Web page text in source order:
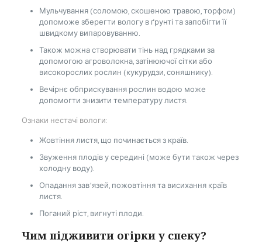
Мульчування (соломою, скошеною травою, торфом)
допоможе зберегти вологу в ґрунті та запобігти її
швидкому випаровуванню.
Також можна створювати тінь над грядками за
допомогою агроволокна, затінюючої сітки або
високорослих рослин (кукурудзи, соняшнику).
Вечірнє обприскування рослин водою може
допомогти знизити температуру листя.
Ознаки нестачі вологи:
Жовтіння листя, що починається з країв.
Звуження плодів у середині (може бути також через
холодну воду).
Опадання зав’язей, пожовтіння та висихання країв
листя.
Поганий ріст, вигнуті плоди.
Чим підживити огірки у спеку?